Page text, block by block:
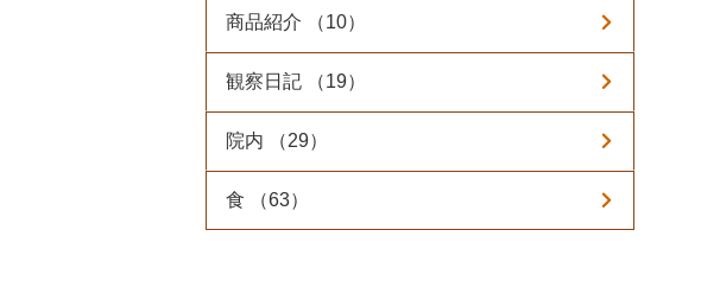
商品紹介 （10）
観察日記 （19）
院内 （29）
食 （63）